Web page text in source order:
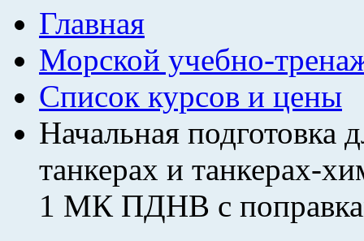
Главная
Морской учебно-
Список курсов и цены
Начальная подготовка
танкерах и танкерах-
1 МК ПДНВ с